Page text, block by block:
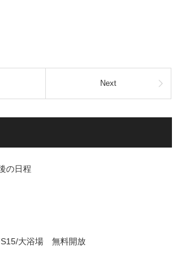
Next
の日程
大浴場 無料開放